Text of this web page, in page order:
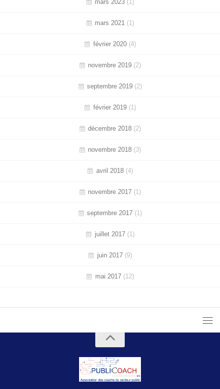
mars 2023 (1)
mars 2021 (1)
février 2020(4)
novembre 2019 (2)
septembre 2019 (2)
février 2019(1)
décembre 2018 (2)
novembre 2018 (3)
avril 2018(4)
novembre 2017 (1)
septembre 2017 (1)
juillet 2017(1)
juin 2017(9)
mai 2017(12)